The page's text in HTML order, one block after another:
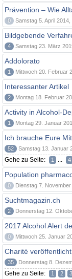
Prävention – Wie
0 Samstag 5. April 2014,
Bildgebende
4 Samstag 23. März
Addolorato
1 Mittwoch 20. Februar
Interessanter Artikel
2 Montag 18. Februar
Activity in Alcohol-
1 Montag 29. Januar
Ich brauche Eure
52 Samstag 13. Januar
Gehe zu Seite: 1 ... 4
Population
0 Dienstag 7.
Suchtmagazin.ch
2 Donnerstag 12.
2017 Alcohol Alert
0 Mittwoch 25. Januar
Charité
35 Donnerstag 8.
Gehe zu Seite: 1 2 3